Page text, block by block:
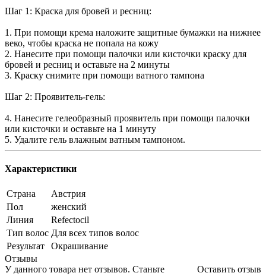
Шаг 1: Краска для бровей и ресниц:
1. При помощи крема наложите защитные бумажки на нижнее
веко, чтобы краска не попала на кожу
2. Нанесите при помощи палочки или кисточки краску для
бровей и ресниц и оставьте на 2 минуты
3. Краску снимите при помощи ватного тампона
Шаг 2: Проявитель-гель:
4. Нанесите гелеобразный проявитель при помощи палочки
или кисточки и оставьте на 1 минуту
5. Удалите гель влажным ватным тампоном.
Характеристики
Страна
Австрия
Пол
женский
Линия
Refectocil
Тип волос Для всех типов волос
Результат
Окрашивание
Отзывы
Оставить отзыв
У данного товара нет отзывов. Станьте